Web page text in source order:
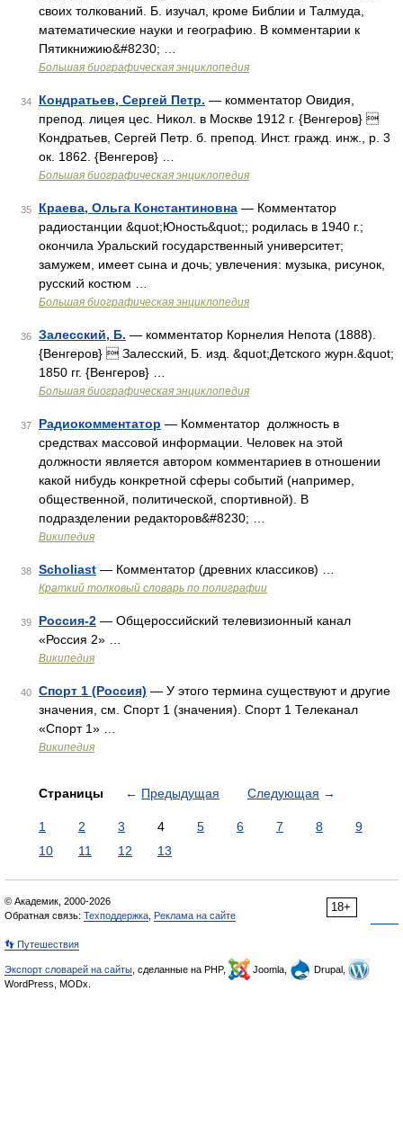
своих толкований. Б. изучал, кроме Библии и Талмуда,
математические науки и географию. В комментарии к
Пятикнижию&#8230; …
Большая биографическая энциклопедия
34 Кондратьев, Сергей Петр. — комментатор Овидия,
препод. лицея цес. Никол. в Москве 1912 г. {Венгеров} 
Кондратьев, Сергей Петр. б. препод. Инст. гражд. инж., р. 3
ок. 1862. {Венгеров} …
Большая биографическая энциклопедия
35 Краева, Ольга Константиновна — Комментатор
радиостанции &quot;Юность&quot;; родилась в 1940 г.;
окончила Уральский государственный университет;
замужем, имеет сына и дочь; увлечения: музыка, рисунок,
русский костюм …
Большая биографическая энциклопедия
36 Залесский, Б. — комментатор Корнелия Непота (1888).
{Венгеров}  Залесский, Б. изд. &quot;Детского журн.&quot;
1850 гг. {Венгеров} …
Большая биографическая энциклопедия
37 Радиокомментатор — Комментатор должность в
средствах массовой информации. Человек на этой
должности является автором комментариев в отношении
какой нибудь конкретной сферы событий (например,
общественной, политической, спортивной). В
подразделении редакторов&#8230; …
Википедия
38 Scholiast — Комментатор (древних классиков) …
Краткий толковый словарь по полиграфии
39 Россия-2 — Общероссийский телевизионный канал
«Россия 2» …
Википедия
40 Спорт 1 (Россия) — У этого термина существуют и другие
значения, см. Спорт 1 (значения). Спорт 1 Телеканал
«Спорт 1» …
Википедия
Страницы ← Предыдущая Следующая →
1 2 3 4 5 6 7 8
9
10
11 12 13
18+
© Академик, 2000-2026
Обратная связь: Техподдержка Реклама на сайте
👣 Путешествия
Экспорт словарей на сайты , сделанные на PHP, Joomla,
Drupal,
WordPress, MODx.